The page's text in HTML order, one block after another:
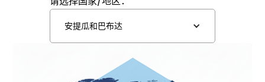
安提瓜和巴布达